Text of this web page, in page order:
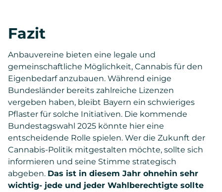
Fazit
Anbauvereine bieten eine legale und
gemeinschaftliche Möglichkeit, Cannabis für den
Eigenbedarf anzubauen. Während einige
Bundesländer bereits zahlreiche Lizenzen
vergeben haben, bleibt Bayern ein schwieriges
Pflaster für solche Initiativen. Die kommende
Bundestagswahl 2025 könnte hier eine
entscheidende Rolle spielen. Wer die Zukunft der
Cannabis-Politik mitgestalten möchte, sollte sich
informieren und seine Stimme strategisch
abgeben. Das ist in diesem Jahr ohnehin sehr
wichtig- jede und jeder Wahlberechtigte sollte